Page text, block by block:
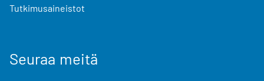
Tutkimusaineistot
Seuraa meitä